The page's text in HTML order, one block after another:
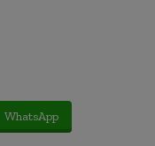
WhatsApp